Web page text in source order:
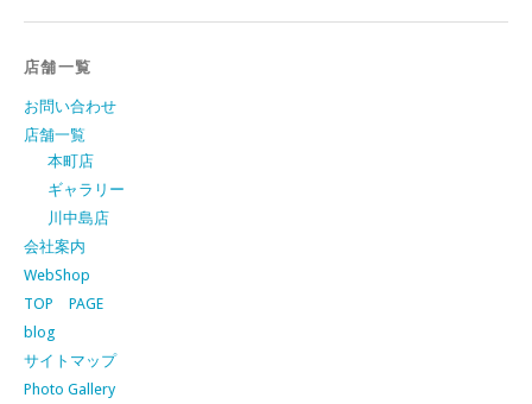
店舗一覧
お問い合わせ
店舗一覧
本町店
ギャラリー
川中島店
会社案内
WebShop
TOP PAGE
blog
サイトマップ
Photo Gallery